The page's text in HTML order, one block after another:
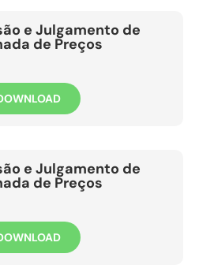
e Julgamento de
de Preços
e Julgamento de
de Preços